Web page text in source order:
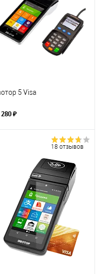
5 Visa
₽
18 отзывов